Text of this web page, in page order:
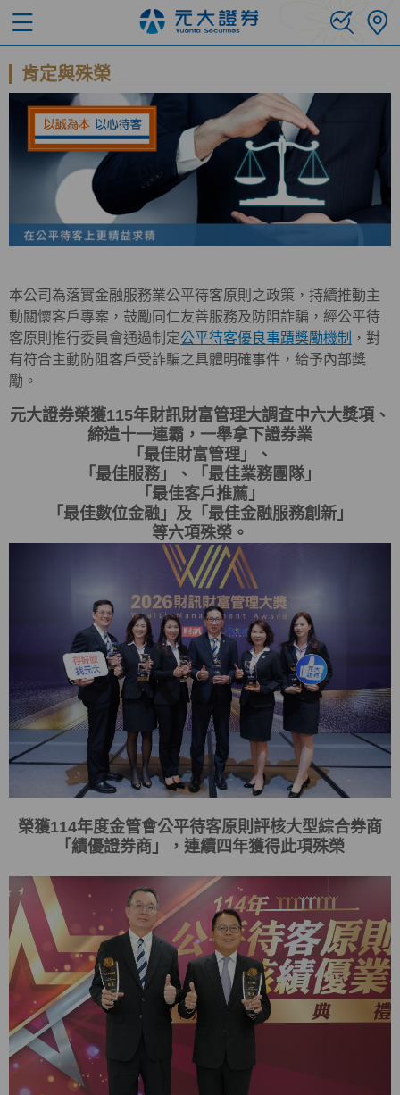
肯定與殊榮
本公司為落實金融服務業公平待客原則之政策，持續推動主
動關懷客戶專案，鼓勵同仁友善服務及防阻詐騙，經公平待
客原則推行委員會通過制定公平待客優良事蹟獎勵機制 ，對
有符合主動防阻客戶受詐騙之具體明確事件，給予內部獎
勵。
元大證券榮獲115年財訊財富管理大調查中六大獎項、
締造十一連霸，一舉拿下證券業
「最佳財富管理」、
「最佳服務」、「最佳業務團隊」
「最佳客戶推薦」
「最佳數位金融」及「最佳金融服務創新」
等六項殊榮。
榮獲114年度金管會公平待客原則評核大型綜合券商
「 績優證券商 」，連續四年獲得此項殊榮